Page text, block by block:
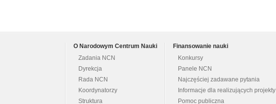
O Narodowym Centrum Nauki
Zadania NCN
Dyrekcja
Rada NCN
Koordynatorzy
Struktura
Finansowanie nauki
Konkursy
Panele NCN
Najczęściej zadawane pytania
Informacje dla realizujących projekty
Pomoc publiczna